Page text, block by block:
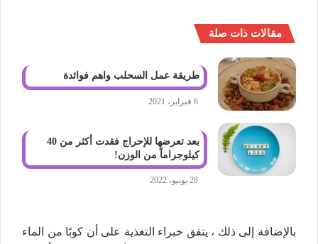
مقالات ذات صلة
طريقة عمل السحلب واهم فوائدة
6 فبراير، 2021
بعد تعرضها للإحراج فقدت أكثر من 40
كيلوجراماً من الوزن!
28 يونيو، 2022
بالإضافة إلى ذلك ، يتفق خبراء التغذية على أن كوبًا من الماء